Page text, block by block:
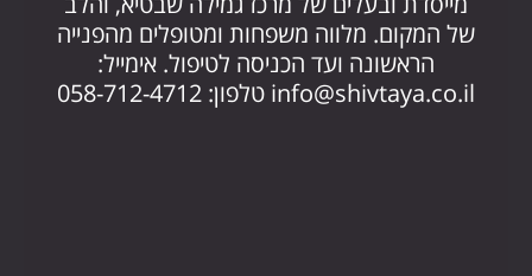
של המקום. מלווה משפחות ומטופלים מהפנייה
הראשונה ועד הכניסה לטיפול. אימייל:
info@shivtaya.co.il טלפון: 058-712-4712